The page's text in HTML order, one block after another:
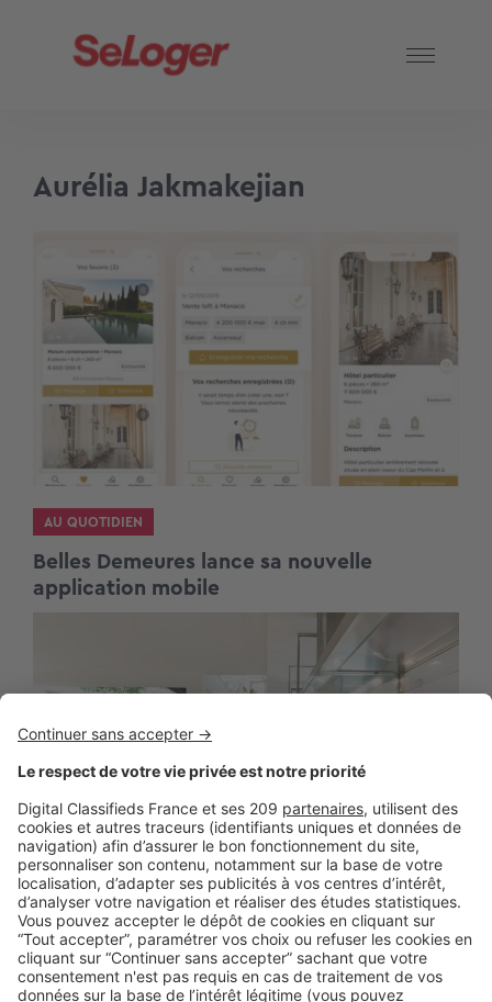
Aurélia Jakmakejian
AU QUOTIDIEN
Belles Demeures lance sa nouvelle
application mobile
BUSINESS
Belles Demeures déploie de nouvelles
fonctionnalités au service du ROI des
agences